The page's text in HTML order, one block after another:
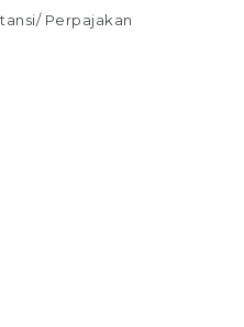
Perpajakan